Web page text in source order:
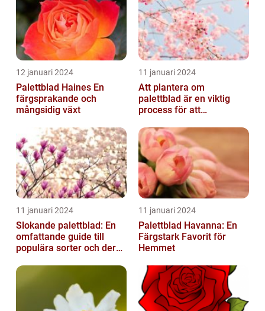
12 januari 2024
Palettblad Haines En
färgsprakande och
mångsidig växt
11 januari 2024
Att plantera om
palettblad är en viktig
process för att
överlevnad och tillväxt...
11 januari 2024
Slokande palettblad: En
omfattande guide till
populära sorter och deras
11 januari 2024
Palettblad Havanna: En
Färgstark Favorit för
Hemmet